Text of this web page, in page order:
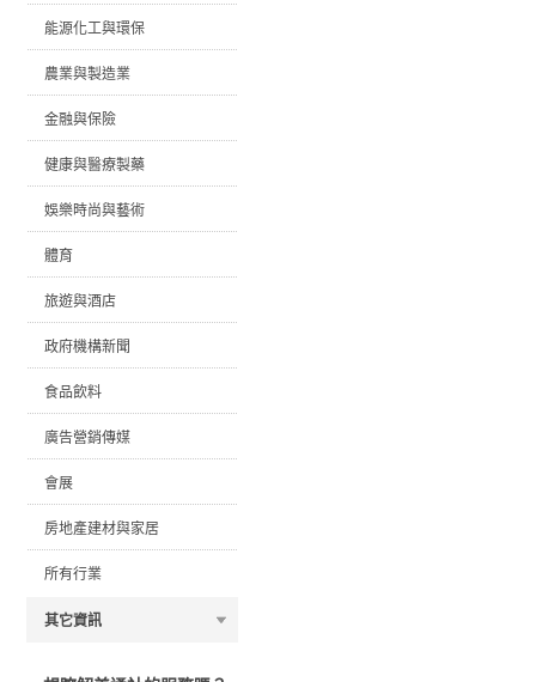
能源化工與環保
農業與製造業
金融與保險
健康與醫療製藥
娛樂時尚與藝術
體育
旅遊與酒店
政府機構新聞
食品飲料
廣告營銷傳媒
會展
房地產建材與家居
所有行業
其它資訊